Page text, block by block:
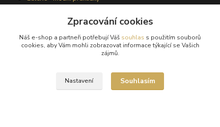
Podmínky užití webového rozhraní
Obchodní podmínky
Zpracování cookies
Náš e-shop a partneři potřebují Váš souhlas s použitím souborů
cookies, aby Vám mohli zobrazovat informace týkající se Vašich
zájmů.
Nastavení Souhlasím